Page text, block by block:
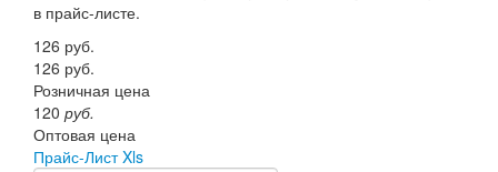
Пожарное оборудование
Перезарядка ОП
Перезарядка ОУ
Перезарядка ОВП
Доставка
Оплата
Гарантии
в прайс-листе.
126 руб.
126 руб.
Розничная цена
120 руб.
Оптовая цена
Прайс-Лист Xls